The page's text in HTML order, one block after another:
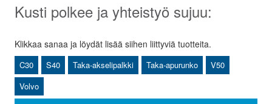
Klikkaa sanaa ja löydät lisää siihen liittyviä tuotteita.
C30 S40 Taka-akselipalkki Taka-apurunko
V50
Volvo
Kusti polkee ja yhteistyö sujuu: